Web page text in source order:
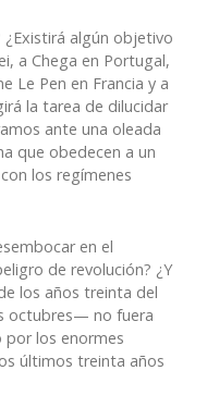
algún objetivo
а Chega en Portugal,
Le Pen en Francia y a
la tarea de dilucidar
ante una oleada
que obedecen a un
los regímenes
en el
de revolución? ¿Y
los años treinta del
octubres— no fuera
por los enormes
últimos treinta años